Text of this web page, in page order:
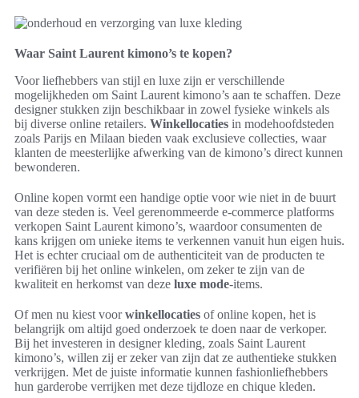
Waar Saint Laurent kimono’s te kopen?
Voor liefhebbers van stijl en luxe zijn er verschillende
mogelijkheden om Saint Laurent kimono’s aan te schaffen. Deze
designer stukken zijn beschikbaar in zowel fysieke winkels als
bij diverse online retailers. Winkellocaties in modehoofdsteden
zoals Parijs en Milaan bieden vaak exclusieve collecties, waar
klanten de meesterlijke afwerking van de kimono’s direct kunnen
bewonderen.
Online kopen vormt een handige optie voor wie niet in de buurt
van deze steden is. Veel gerenommeerde e-commerce platforms
verkopen Saint Laurent kimono’s, waardoor consumenten de
kans krijgen om unieke items te verkennen vanuit hun eigen huis.
Het is echter cruciaal om de authenticiteit van de producten te
verifiëren bij het online winkelen, om zeker te zijn van de
kwaliteit en herkomst van deze luxe mode-items.
Of men nu kiest voorwinkellocaties of online kopen, het is
belangrijk om altijd goed onderzoek te doen naar de verkoper.
Bij het investeren in designer kleding, zoals Saint Laurent
kimono’s, willen zij er zeker van zijn dat ze authentieke stukken
verkrijgen. Met de juiste informatie kunnen fashionliefhebbers
hun garderobe verrijken met deze tijdloze en chique kleden.